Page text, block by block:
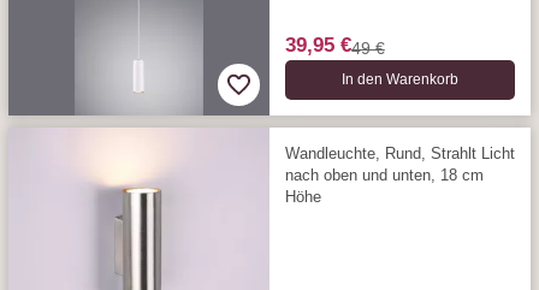
39,95 €49 €
In den Warenkorb
Wandleuchte, Rund, Strahlt Licht
nach oben und unten, 18 cm
Höhe